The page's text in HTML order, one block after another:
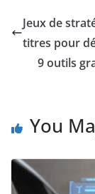
Jeux de
titres pour
9 outils
You